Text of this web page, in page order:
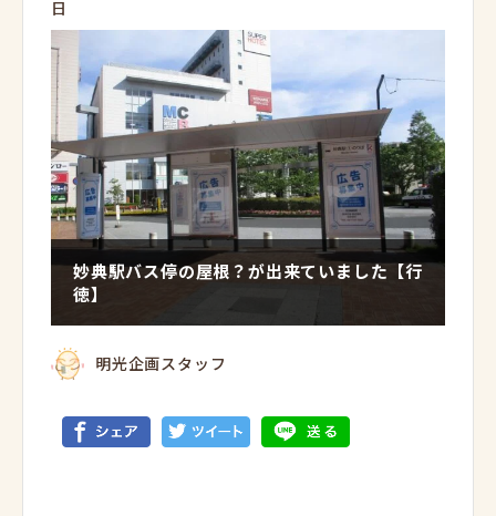
日
妙典駅バス停の屋根？が出来ていました【行
徳】
明光企画スタッフ